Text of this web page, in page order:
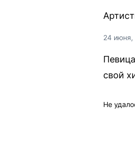
24 июня,
свой
Не